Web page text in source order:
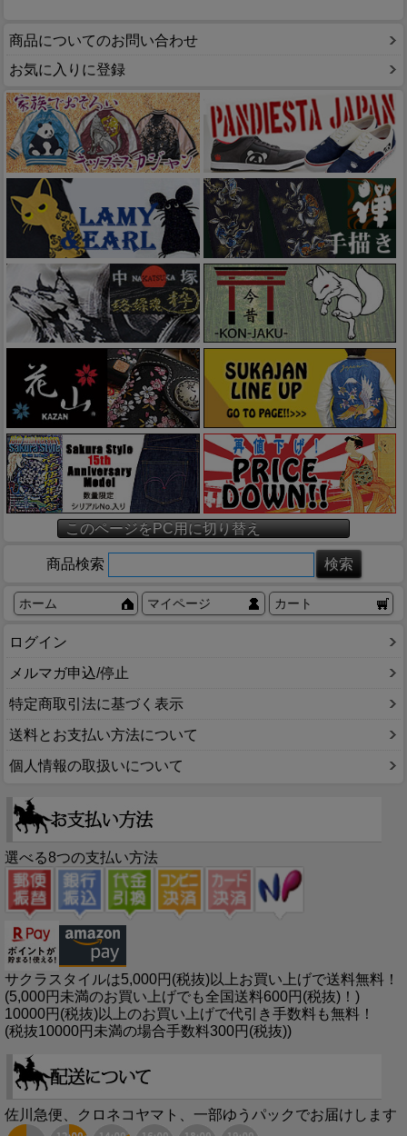
商品についてのお問い合わせ
お気に入りに登録
このページをPC用に切り替え
商品検索
ホーム マイページ カート
ログイン
メルマガ申込/停止
特定商取引法に基づく表示
送料とお支払い方法について
個人情報の取扱いについて
選べる8つの支払い方法
サクラスタイルは5,000円(税抜)以上お買い上げで送料無料！
(5,000円未満のお買い上げでも全国送料600円(税抜)！)
10000円(税抜)以上のお買い上げで代引き手数料も無料！
(税抜10000円未満の場合手数料300円(税抜))
佐川急便、クロネコヤマト、一部ゆうパックでお届けします